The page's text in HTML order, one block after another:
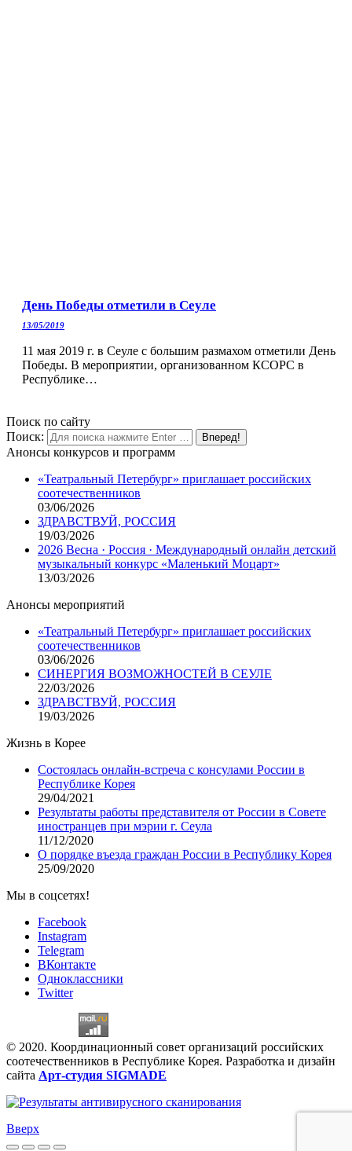
День Победы отметили в Сеуле
13/05/2019
11 мая 2019 г. в Сеуле с большим размахом отметили День
Победы. В мероприятии, организованном КСОРС в
Республике…
Поиск по сайту
Поиск:
Анонсы конкурсов и программ
«Театральный Петербург» приглашает российских
соотечественников
03/06/2026
ЗДРАВСТВУЙ, РОССИЯ
19/03/2026
2026 Весна · Россия · Международный онлайн детский
музыкальный конкурс «Маленький Моцарт»
13/03/2026
Анонсы мероприятий
«Театральный Петербург» приглашает российских
соотечественников
03/06/2026
СИНЕРГИЯ ВОЗМОЖНОСТЕЙ В СЕУЛЕ
22/03/2026
ЗДРАВСТВУЙ, РОССИЯ
19/03/2026
Жизнь в Корее
Состоялась онлайн-встреча с консулами России в
Республике Корея
29/04/2021
Результаты работы представителя от России в Совете
иностранцев при мэрии г. Сеула
11/12/2020
О порядке въезда граждан России в Республику Корея
25/09/2020
Мы в соцсетях!
Facebook
Instagram
Telegram
ВКонтакте
Одноклассники
Twitter
© 2020. Координационный совет организаций российских
соотечественников в Республике Корея. Разработка и дизайн
сайта Арт-студия SIGMADE
Вверх